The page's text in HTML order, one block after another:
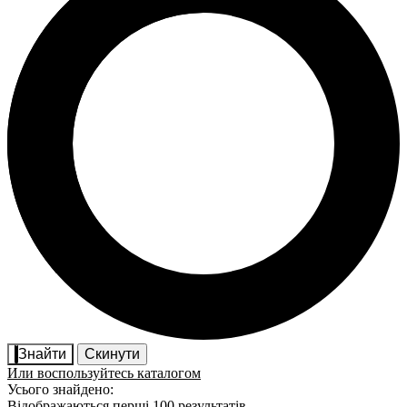
Знайти
Скинути
Или воспользуйтесь каталогом
Усього знайдено: